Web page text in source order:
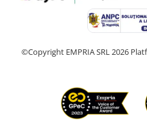
©Copyright EMPRIA SRL 2026